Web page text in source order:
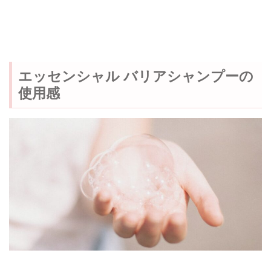
エッセンシャル バリアシャンプーの
使用感